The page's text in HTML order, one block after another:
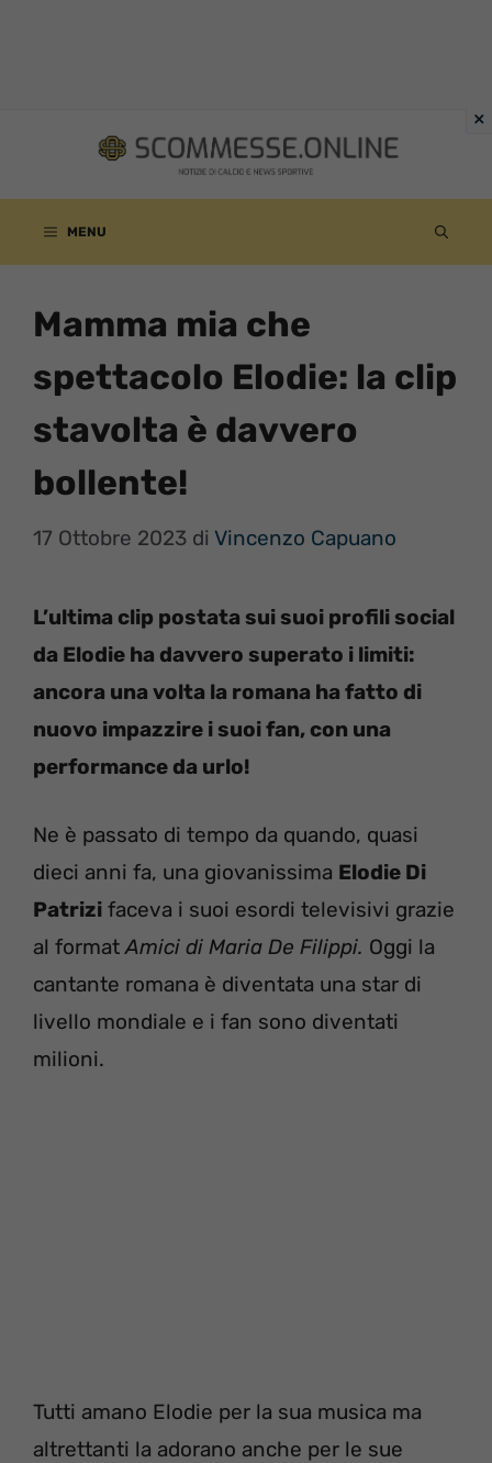
contenuto
MENU
Mamma mia che
spettacolo Elodie: la clip
stavolta è davvero
bollente!
17 Ottobre 2023 di Vincenzo Capuano
L’ultima clip postata sui suoi profili social
da Elodie ha davvero superato i limiti:
ancora una volta la romana ha fatto di
nuovo impazzire i suoi fan, con una
performance da urlo!
Ne è passato di tempo da quando, quasi
dieci anni fa, una giovanissima Elodie Di
Patrizi faceva i suoi esordi televisivi grazie
al formatAmici di Maria De Filippi. Oggi la
cantante romana è diventata una star di
livello mondiale e i fan sono diventati
milioni.
Tutti amano Elodie per la sua musica ma
altrettanti la adorano anche per le sue